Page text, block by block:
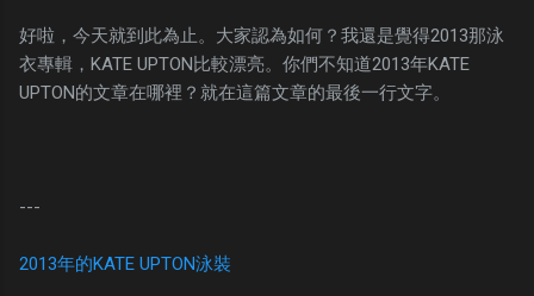
好啦，今天就到此為止。大家認為如何？我還是覺得2013那泳
衣專輯，KATE UPTON比較漂亮。你們不知道2013年KATE
UPTON的文章在哪裡？就在這篇文章的最後一行文字。
---
2013年的KATE UPTON泳裝